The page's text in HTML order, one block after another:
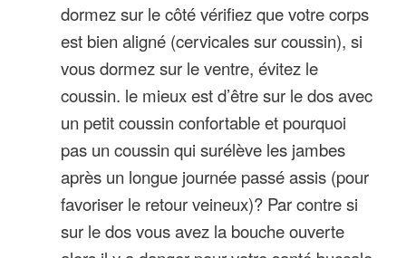
dormez sur le côté vérifiez que votre corps
est bien aligné (cervicales sur coussin), si
vous dormez sur le ventre, évitez le
coussin. le mieux est d’être sur le dos avec
un petit coussin confortable et pourquoi
pas un coussin qui surélève les jambes
après un longue journée passé assis (pour
favoriser le retour veineux)? Par contre si
sur le dos vous avez la bouche ouverte